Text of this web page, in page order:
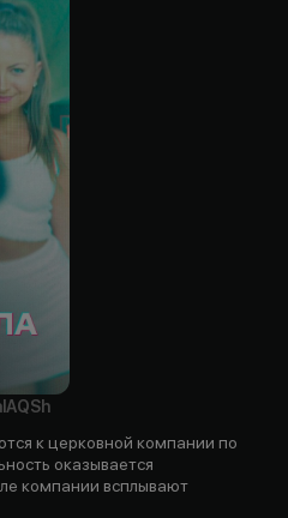
AQSh
к церковной компании по
оказывается
компании всплывают